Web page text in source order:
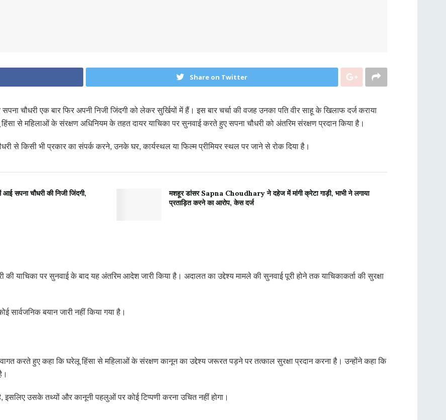
Share on Twitter
चौधरी एक बार फिर अपनी निजी जिंदगी को लेकर सुर्खियों में हैं। इस बार चर्चा की वजह उनका पति वीर साहू के खिलाफ दर्ज कराया
से महिलाओं के संरक्षण अधिनियम के तहत दायर याचिका पर सुनवाई करते हुए सपना चौधरी को अंतरिम संरक्षण प्रदान किया है।
से किसी भी प्रकार का संपर्क करने, उनके घर, कार्यस्थल या फिल्म प्रीमियर स्थल पर जाने से रोक दिया है।
चौधरी की निजी जिंदगी,
मशहूर डांसर Sapna Choudhary ने दहेज में मांगी क्रेटा गाड़ी, भाभी ने लगाया
प्रताड़ित करने का आरोप, केस दर्ज
की याचिका पर सुनवाई के बाद यह अंतरिम आदेश जारी किया है। अदालत का उद्देश्य मामले की सुनवाई पूरी होने तक याचिकाकर्ता की सुरक्षा
सार्वजनिक बयान जारी नहीं किया गया है।
करते हुए कहा कि घरेलू हिंसा से महिलाओं के संरक्षण कानून का उद्देश्य जरूरत पड़ने पर तत्काल सुरक्षा प्रदान करना है। उन्होंने कहा कि
है, इसलिए उसके तथ्यों और कानूनी पहलुओं पर कोई टिप्पणी करना उचित नहीं होगा।